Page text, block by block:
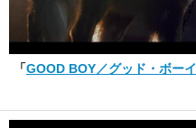
「GOOD BOY／グッド・ボーイ